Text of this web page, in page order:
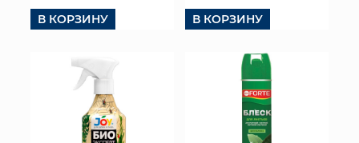
В КОРЗИНУ В КОРЗИНУ